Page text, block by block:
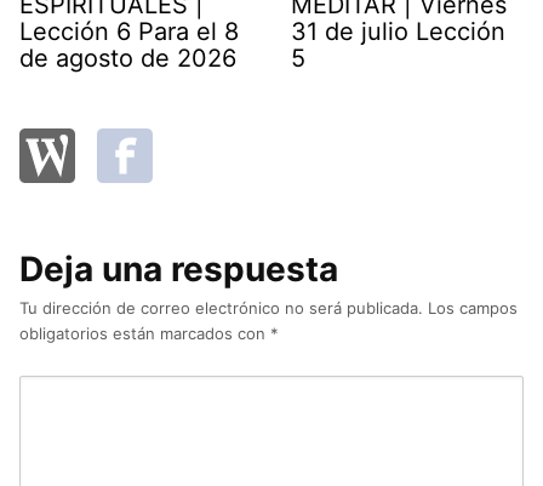
Lección 6 Para el 8
de agosto de 2026
31 de julio Lección
5
Deja una respuesta
Tu dirección de correo electrónico no será publicada. Los campos
obligatorios están marcados con *